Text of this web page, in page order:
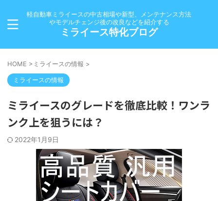
軽自動車ミライースの中古相場や新型、メンテナンス方法
やモデルチェンジ後の改良などを紹介する
ミライース特化ブログ
HOME > ミライースの情報 >
ミライースの情報
ミライースのグレードを徹底比較！ワンラ
ンク上を狙うには？
2022年1月9日